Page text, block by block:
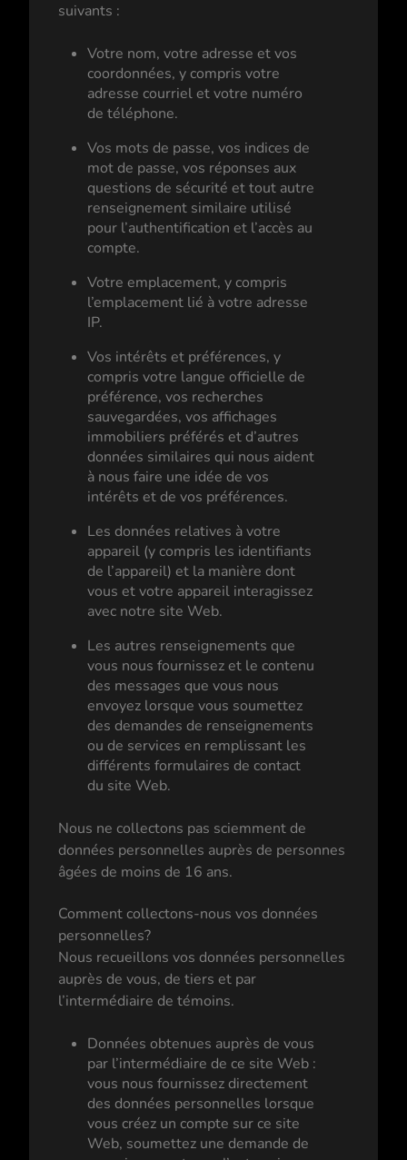
suivants :
Votre nom, votre adresse et vos
coordonnées, y compris votre
adresse courriel et votre numéro
de téléphone.
Vos mots de passe, vos indices de
mot de passe, vos réponses aux
questions de sécurité et tout autre
renseignement similaire utilisé
pour l’authentification et l’accès au
compte.
Votre emplacement, y compris
l’emplacement lié à votre adresse
IP.
Vos intérêts et préférences, y
compris votre langue officielle de
préférence, vos recherches
sauvegardées, vos affichages
immobiliers préférés et d’autres
données similaires qui nous aident
à nous faire une idée de vos
intérêts et de vos préférences.
Les données relatives à votre
appareil (y compris les identifiants
de l’appareil) et la manière dont
vous et votre appareil interagissez
avec notre site Web.
Les autres renseignements que
vous nous fournissez et le contenu
des messages que vous nous
envoyez lorsque vous soumettez
des demandes de renseignements
ou de services en remplissant les
différents formulaires de contact
du site Web.
Nous ne collectons pas sciemment de
données personnelles auprès de personnes
âgées de moins de 16 ans.
Comment collectons-nous vos données
personnelles?
Nous recueillons vos données personnelles
auprès de vous, de tiers et par
l’intermédiaire de témoins.
Données obtenues auprès de vous
par l’intermédiaire de ce site Web :
vous nous fournissez directement
des données personnelles lorsque
vous créez un compte sur ce site
Web, soumettez une demande de